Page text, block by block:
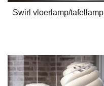
Swirl vloerlamp/tafellamp